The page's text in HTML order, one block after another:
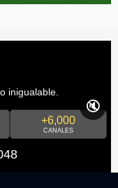
inigualable.
+6,000
CANALES
🔇